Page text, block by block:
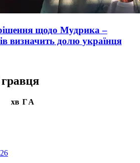
щодо Мудрика –
визначить долю українця
хв ГА